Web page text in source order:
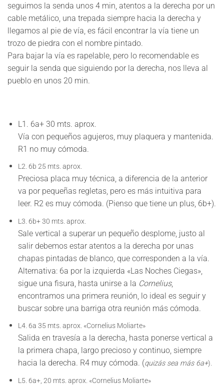
seguimos la senda unos 4 min, atentos a la derecha por un
cable metálico, una trepada siempre hacia la derecha y
llegamos al pie de vía, es fácil encontrar la vía tiene un
trozo de piedra con el nombre pintado.
Para bajar la vía es rapelable, pero lo recomendable es
seguir la senda que siguiendo por la derecha, nos lleva al
pueblo en unos 20 min.
L1. 6a+ 30 mts. aprox.
Vía con pequeños agujeros, muy plaquera y mantenida.
R1 no muy cómoda.
L2. 6b 25 mts. aprox.
Preciosa placa muy técnica, a diferencia de la anterior
va por pequeñas regletas, pero es más intuitiva para
leer. R2 es muy cómoda. (Pienso que tiene un plus, 6b+).
L3. 6b+ 30 mts. aprox.
Sale vertical a superar un pequeño desplome, justo al
salir debemos estar atentos a la derecha por unas
chapas pintadas de blanco, que corresponden a la vía.
Alternativa: 6a por la izquierda «Las Noches Ciegas»,
sigue una fisura, hasta unirse a la Cornelius,
encontramos una primera reunión, lo ideal es seguir y
buscar sobre una barriga otra reunión más cómoda.
L4. 6a 35 mts. aprox. «Cornelius Moliarte»
Salida en travesía a la derecha, hasta ponerse vertical a
la primera chapa, largo precioso y continuo, siempre
hacia la derecha. R4 muy cómoda. (quizás sea más 6a+).
L5. 6a+, 20 mts. aprox. «Cornelius Moliarte»